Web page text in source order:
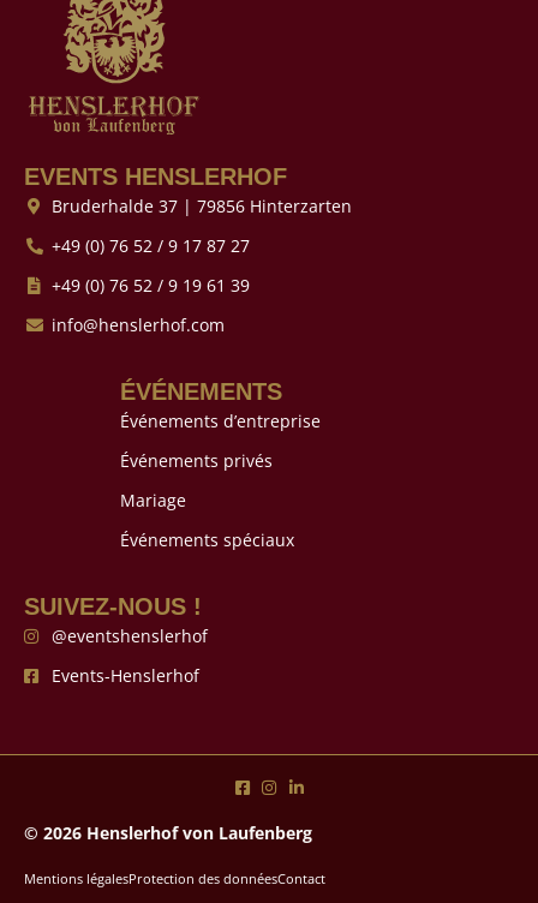
EVENTS HENSLERHOF
Bruderhalde 37 | 79856 Hinterzarten
+49 (0) 76 52 / 9 17 87 27
+49 (0) 76 52 / 9 19 61 39
info@henslerhof.com
ÉVÉNEMENTS
Événements d’entreprise
Événements privés
Mariage
Événements spéciaux
SUIVEZ-NOUS !
@eventshenslerhof
Events-Henslerhof
© 2026 Henslerhof von Laufenberg
Mentions légalesProtection des donnéesContact